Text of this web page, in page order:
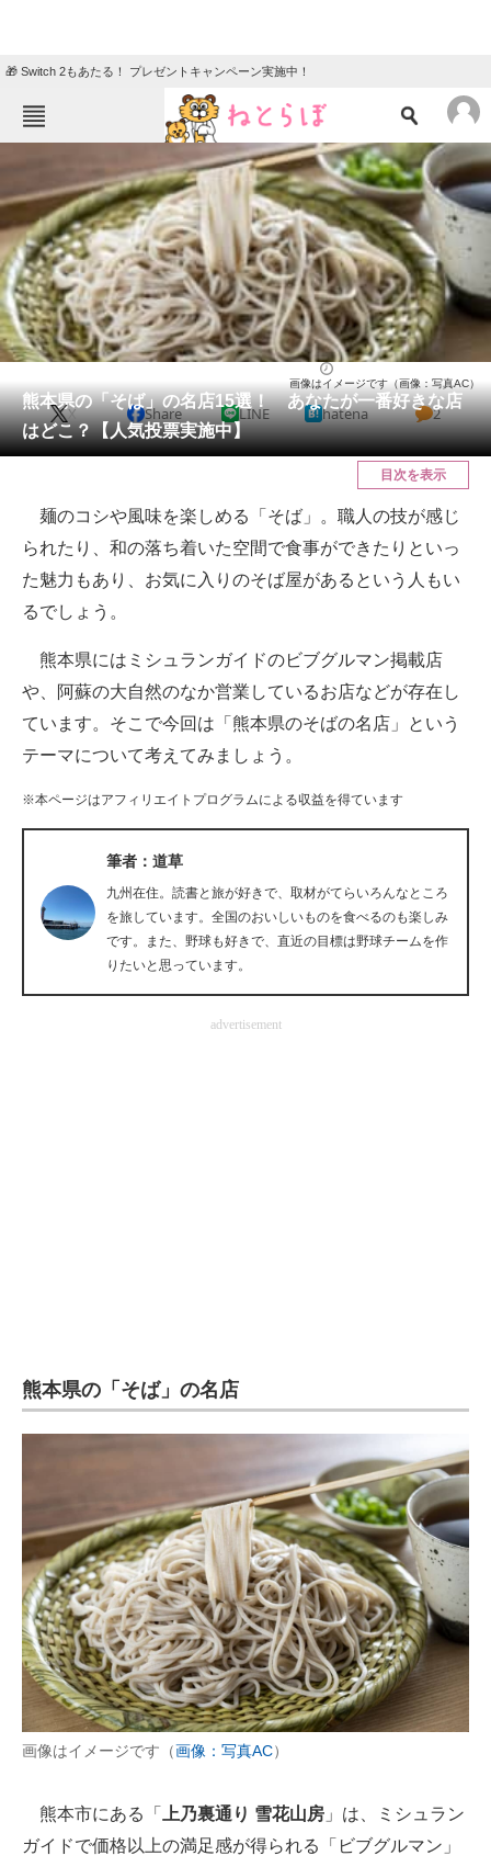
🎁 Switch 2もあたる！ プレゼントキャンペーン実施中！
ニュース
エンタメ クイズ
グルメ 地域
住まい 教育・育児
動物 リサーチ
会員記事
メディア
ITの今と未来を見通す
スマホと通信の最新トレンド
好きが集まる 比べて選べる
ビジネスと働き方のヒント
経営リーダーのコミュニティ
マーケ×ITの今がよく分かる
ITエンジニア向け専門サイト
ちょっと気になるネットの話題
熊本県の「そば」の名店15選！ あなたが一番好きな店
はどこ？【人気投票実施中】
画像はイメージです（画像：写真AC）
X Share LINE hatena 2
目次を表示
麺のコシや風味を楽しめる「そば」。職人の技が感じ
られたり、和の落ち着いた空間で食事ができたりといっ
た魅力もあり、お気に入りのそば屋があるという人もい
るでしょう。
熊本県にはミシュランガイドのビブグルマン掲載店
や、阿蘇の大自然のなか営業しているお店などが存在し
ています。そこで今回は「熊本県のそばの名店」という
テーマについて考えてみましょう。
※本ページはアフィリエイトプログラムによる収益を得ています
筆者：道草
九州在住。読書と旅が好きで、取材がてらいろんなところ
を旅しています。全国のおいしいものを食べるのも楽しみ
です。また、野球も好きで、直近の目標は野球チームを作
りたいと思っています。
advertisement
熊本県の「そば」の名店
画像はイメージです（画像：写真AC）
熊本市にある「 上乃裏通り 雪花山房 」は、ミシュラン
ガイドで価格以上の満足感が得られる「ビブグルマン」